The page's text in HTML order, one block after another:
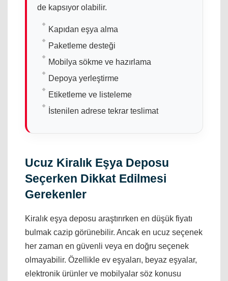
de kapsıyor olabilir.
Kapıdan eşya alma
Paketleme desteği
Mobilya sökme ve hazırlama
Depoya yerleştirme
Etiketleme ve listeleme
İstenilen adrese tekrar teslimat
Ucuz Kiralık Eşya Deposu
Seçerken Dikkat Edilmesi
Gerekenler
Kiralık eşya deposu araştırırken en düşük fiyatı
bulmak cazip görünebilir. Ancak en ucuz seçenek
her zaman en güvenli veya en doğru seçenek
olmayabilir. Özellikle ev eşyaları, beyaz eşyalar,
elektronik ürünler ve mobilyalar söz konusu